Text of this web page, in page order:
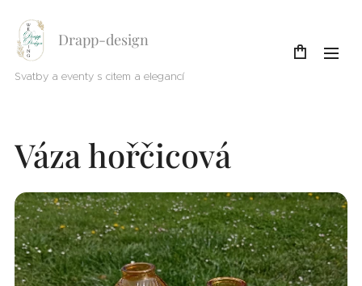
Drapp-design
Svatby a eventy s citem a elegancí
Váza hořčicová